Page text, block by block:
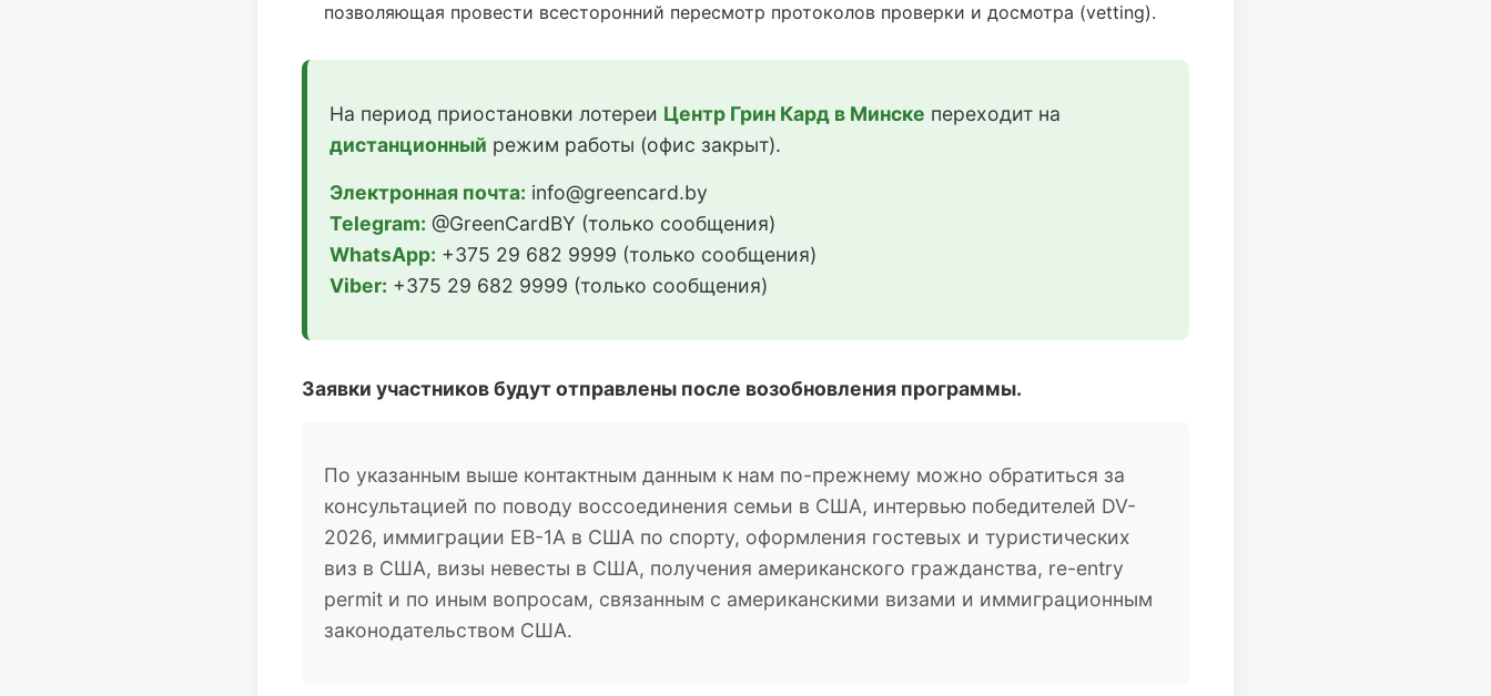
позволяющая провести всесторонний пересмотр протоколов проверки и досмотра (vetting).
На период приостановки лотереи Центр Грин Кард в Минске переходит на
дистанционный режим работы (офис закрыт).
Электронная почта: info@greencard.by
Telegram: @GreenCardBY (только сообщения)
WhatsApp: +375 29 682 9999 (только сообщения)
Viber: +375 29 682 9999 (только сообщения)
Заявки участников будут отправлены после возобновления программы.
По указанным выше контактным данным к нам по-прежнему можно обратиться за
консультацией по поводу воссоединения семьи в США, интервью победителей DV-
2026, иммиграции EB-1A в США по спорту, оформления гостевых и туристических
виз в США, визы невесты в США, получения американского гражданства, re-entry
permit и по иным вопросам, связанным с американскими визами и иммиграционным
законодательством США.